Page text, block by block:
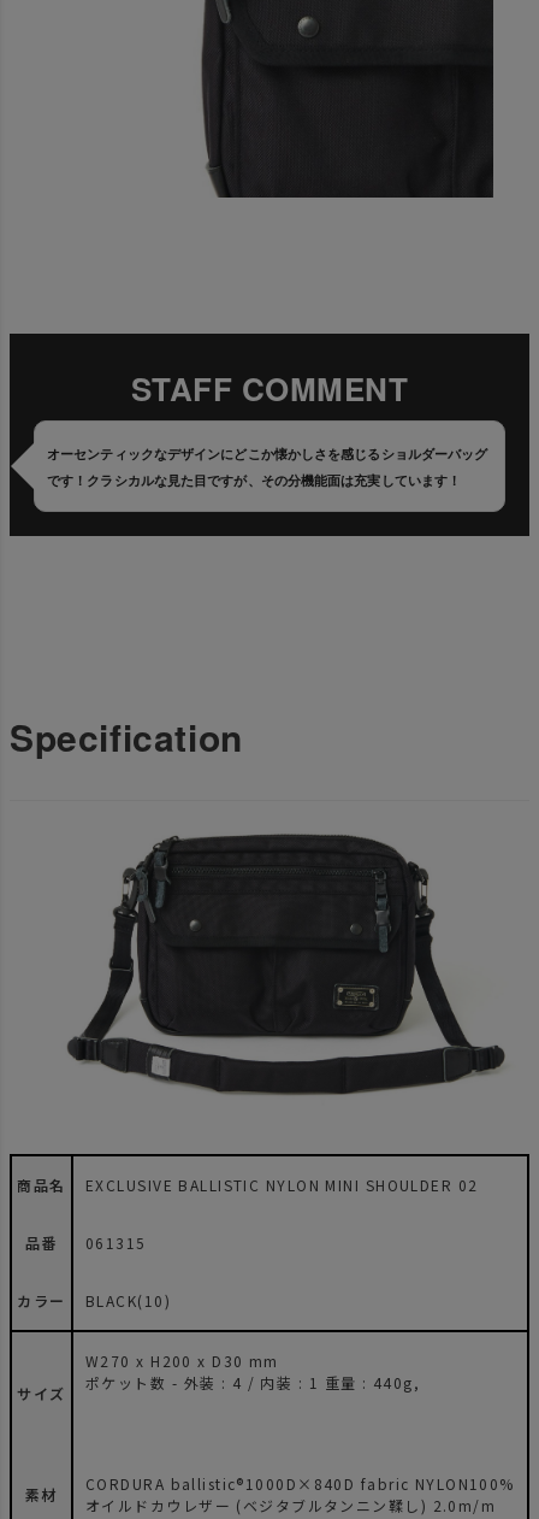
STAFF COMMENT
オーセンティックなデザインにどこか懐かしさを感じるショルダーバッグ
です！クラシカルな見た目ですが、その分機能面は充実しています！
Specification
商品名 EXCLUSIVE BALLISTIC NYLON MINI SHOULDER 02
品番 061315
カラー BLACK(10)
サイズ
W270 x H200 x D30 mm
ポケット数 - 外装 : 4 / 内装 : 1 重量 : 440g,
素材
CORDURA ballistic®1000D×840D fabric NYLON100%
オイルドカウレザー (ベジタブルタンニン鞣し) 2.0m/m